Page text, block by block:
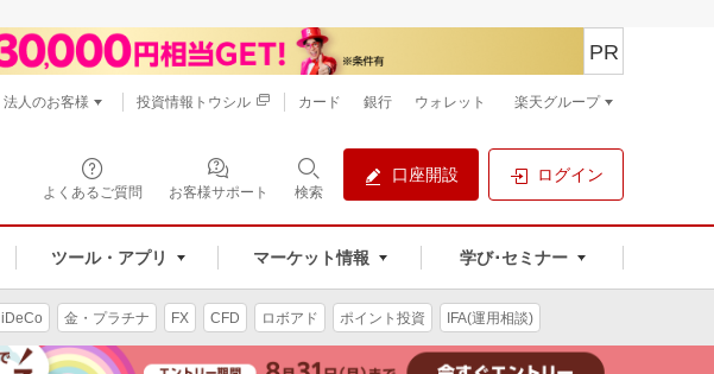
よくあるご質問 お客様サポート 検索
口座開設 ログイン
ツール・アプリ マーケット情報 学び･セミナー
PR
法人のお客様 投資情報トウシル カード 銀行 ウォレット 楽天グループ
iDeCo 金・プラチナ FX CFD ロボアド ポイント投資 IFA(運用相談)